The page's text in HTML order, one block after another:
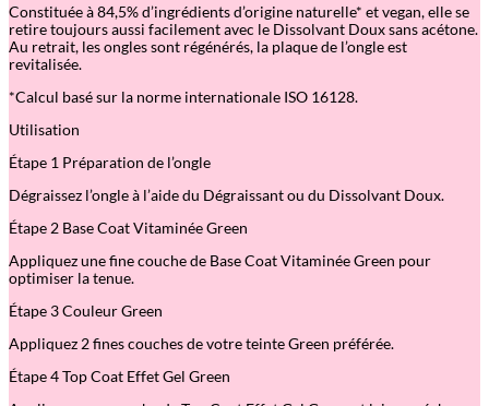
–
V
e
r
i
s
S
o
i
n
Constituée à 84,5% d’ingrédients d’origine naturelle* et vegan, elle se
retire toujours aussi facilement avec le Dissolvant Doux sans acétone.
Au retrait, les ongles sont régénérés, la plaque de l’ongle est
revitalisée.
*Calcul basé sur la norme internationale ISO 16128.
Utilisation
Étape 1 Préparation de l’ongle
Dégraissez l’ongle à l’aide du Dégraissant ou du Dissolvant Doux.
Étape 2 Base Coat Vitaminée Green
Appliquez une fine couche de Base Coat Vitaminée Green pour
optimiser la tenue.
Étape 3 Couleur Green
Appliquez 2 fines couches de votre teinte Green préférée.
Étape 4 Top Coat Effet Gel Green